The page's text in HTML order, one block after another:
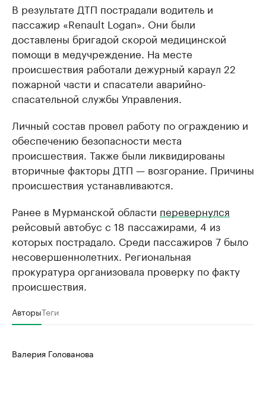
В результате ДТП пострадали водитель и
пассажир «Renault Logan». Они были
доставлены бригадой скорой медицинской
помощи в медучреждение. На месте
происшествия работали дежурный караул 22
пожарной части и спасатели аварийно-
спасательной службы Управления.
Личный состав провел работу по ограждению и
обеспечению безопасности места
происшествия. Также были ликвидированы
вторичные факторы ДТП — возгорание. Причины
происшествия устанавливаются.
Ранее в Мурманской области перевернулся
рейсовый автобус с 18 пассажирами, 4 из
которых пострадало. Среди пассажиров 7 было
несовершеннолетних. Региональная
прокуратура организовала проверку по факту
происшествия.
АвторыТеги
Валерия Голованова